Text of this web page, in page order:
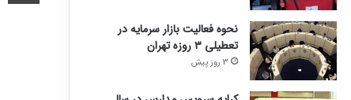
نحوه فعالیت بازار سرمایه در
تعطیلی ۳ روزه تهران
3 روز پیش